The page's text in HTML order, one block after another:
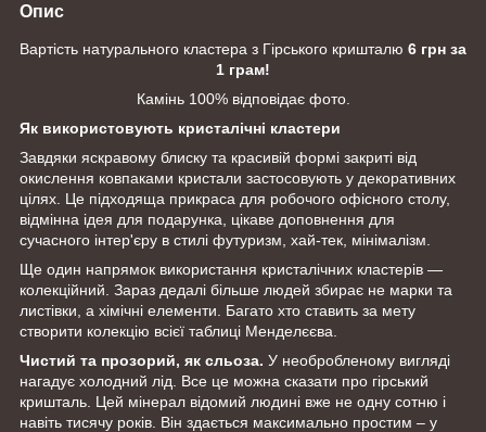
Опис
Вартість натурального кластера з Гірського кришталю 6 грн за
1 грам!
Камінь 100% відповідає фото.
Як використовують кристалічні кластери
Завдяки яскравому блиску та красивій формі закриті від
окислення ковпаками кристали застосовують у декоративних
цілях. Це підходяща прикраса для робочого офісного столу,
відмінна ідея для подарунка, цікаве доповнення для
сучасного інтер'єру в стилі футуризм, хай-тек, мінімалізм.
Ще один напрямок використання кристалічних кластерів —
колекційний. Зараз дедалі більше людей збирає не марки та
листівки, а хімічні елементи. Багато хто ставить за мету
створити колекцію всієї таблиці Менделєєва.
Чистий та прозорий, як сльоза. У необробленому вигляді
нагадує холодний лід. Все це можна сказати про гірський
кришталь. Цей мінерал відомий людині вже не одну сотню і
навіть тисячу років. Він здається максимально простим – у